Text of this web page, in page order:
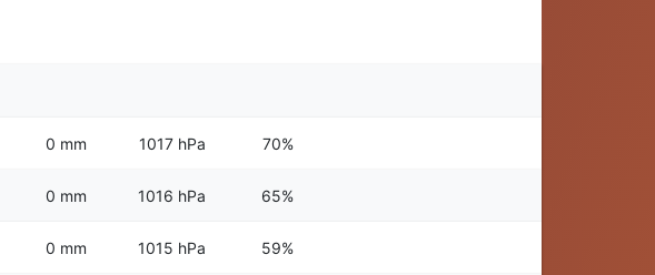
0 mm 1017 hPa 70%
0 mm 1016 hPa 65%
0 mm 1015 hPa 59%